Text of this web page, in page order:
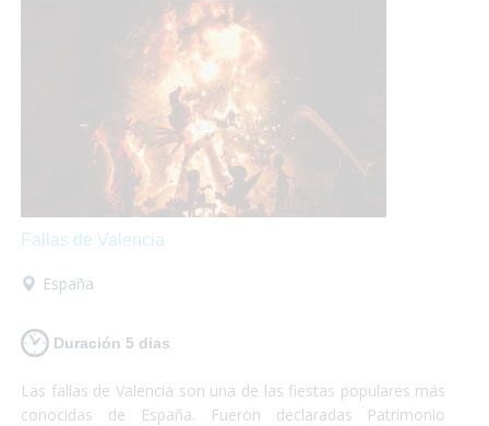
Fallas de Valencia
España
Duración 5 dias
Las fallas de Valencia son una de las fiestas populares más
conocidas de España. Fueron declaradas Patrimonio